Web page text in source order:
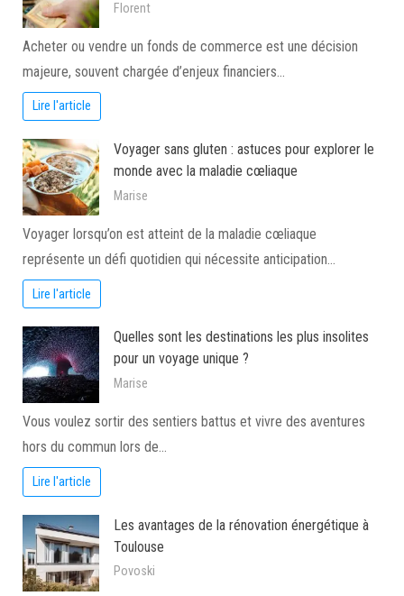
Florent
Acheter ou vendre un fonds de commerce est une décision
majeure, souvent chargée d’enjeux financiers…
Lire l'article
Voyager sans gluten : astuces pour explorer le
monde avec la maladie cœliaque
Marise
Voyager lorsqu’on est atteint de la maladie cœliaque
représente un défi quotidien qui nécessite anticipation…
Lire l'article
Quelles sont les destinations les plus insolites
pour un voyage unique ?
Marise
Vous voulez sortir des sentiers battus et vivre des aventures
hors du commun lors de…
Lire l'article
Les avantages de la rénovation énergétique à
Toulouse
Povoski